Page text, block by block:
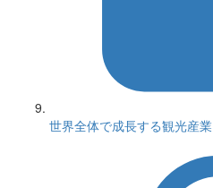
世界全体で成長する観光産業